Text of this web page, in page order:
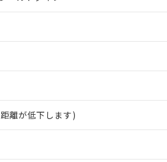
離が低下します)
指令（10物質）の非含有に対応した
指令（10物質）の非含有に対応した製
指令（10物質）の非含有の対応状